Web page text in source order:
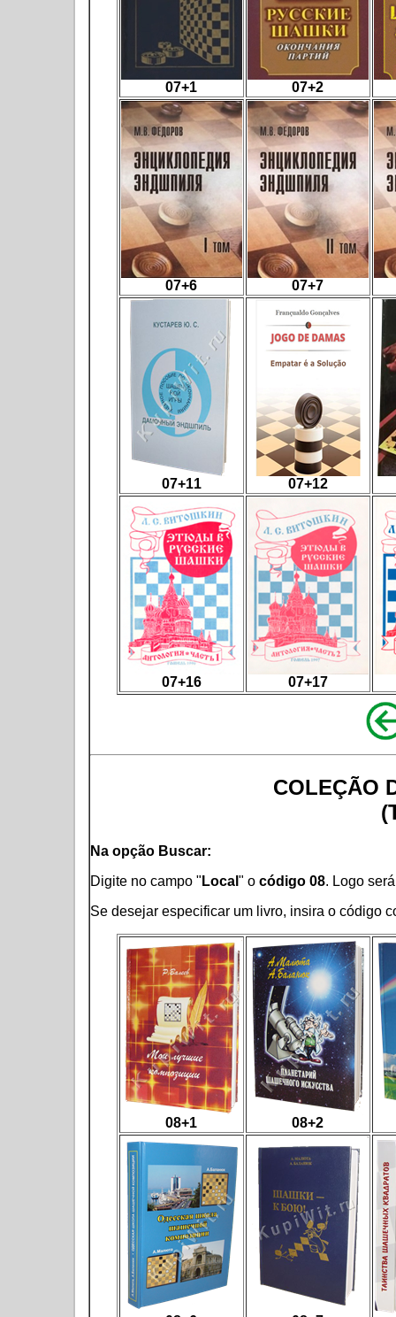
07+1 07+2
07+6 07+7
07+11 07+12
07+16 07+17
COLEÇÃO
Na opção Buscar:
Digite no campo " Local " o código 08. Logo
Se desejar especificar um livro, insira o código
08+1 08+2